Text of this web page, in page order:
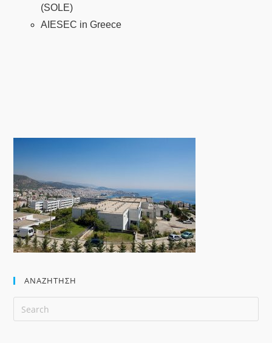
(SOLE)
AIESEC in Greece
ΑΝΑΖΉΤΗΣΗ